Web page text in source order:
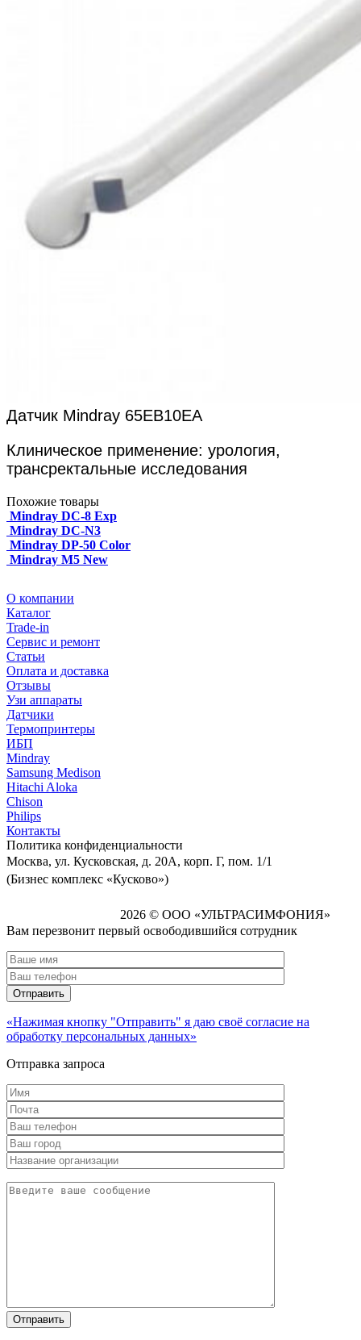
Датчик Mindray 65EB10EA
Клиническое применение: урология,
трансректальные исследования
Похожие товары
Mindray DC-8 Exp
Mindray DC-N3
Mindray DP-50 Color
Mindray M5 New
О компании
Каталог
Trade-in
Сервис и ремонт
Статьи
Оплата и доставка
Отзывы
Узи аппараты
Датчики
Термопринтеры
ИБП
Mindray
Samsung Medison
Hitachi Aloka
Сhison
Philips
Контакты
Политика конфиденциальности
Москва, ул. Кусковская, д. 20А, корп. Г, пом. 1/1
(Бизнес комплекс «Кусково»)
2026 © ООО «УЛЬТРАСИМФОНИЯ»
Вам перезвонит первый освободившийся сотрудник
«Нажимая кнопку "Отправить" я даю своё согласие на
обработку персональных данных»
Отправка запроса